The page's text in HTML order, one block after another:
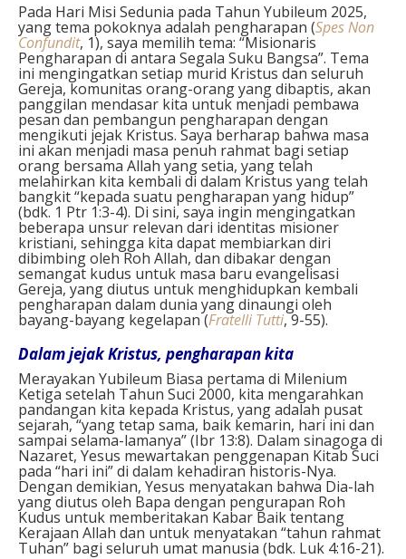
Pada Hari Misi Sedunia pada Tahun Yubileum 2025,
yang tema pokoknya adalah pengharapan (Spes Non
Confundit, 1), saya memilih tema: “Misionaris
Pengharapan di antara Segala Suku Bangsa”. Tema
ini mengingatkan setiap murid Kristus dan seluruh
Gereja, komunitas orang-orang yang dibaptis, akan
panggilan mendasar kita untuk menjadi pembawa
pesan dan pembangun pengharapan dengan
mengikuti jejak Kristus. Saya berharap bahwa masa
ini akan menjadi masa penuh rahmat bagi setiap
orang bersama Allah yang setia, yang telah
melahirkan kita kembali di dalam Kristus yang telah
bangkit “kepada suatu pengharapan yang hidup”
(bdk. 1 Ptr 1:3-4). Di sini, saya ingin mengingatkan
beberapa unsur relevan dari identitas misioner
kristiani, sehingga kita dapat membiarkan diri
dibimbing oleh Roh Allah, dan dibakar dengan
semangat kudus untuk masa baru evangelisasi
Gereja, yang diutus untuk menghidupkan kembali
pengharapan dalam dunia yang dinaungi oleh
bayang-bayang kegelapan (Fratelli Tutti, 9-55).
Dalam jejak Kristus, pengharapan kita
Merayakan Yubileum Biasa pertama di Milenium
Ketiga setelah Tahun Suci 2000, kita mengarahkan
pandangan kita kepada Kristus, yang adalah pusat
sejarah, “yang tetap sama, baik kemarin, hari ini dan
sampai selama-lamanya” (Ibr 13:8). Dalam sinagoga di
Nazaret, Yesus mewartakan penggenapan Kitab Suci
pada “hari ini” di dalam kehadiran historis-Nya.
Dengan demikian, Yesus menyatakan bahwa Dia-lah
yang diutus oleh Bapa dengan pengurapan Roh
Kudus untuk memberitakan Kabar Baik tentang
Kerajaan Allah dan untuk menyatakan “tahun rahmat
Tuhan” bagi seluruh umat manusia (bdk. Luk 4:16-21).